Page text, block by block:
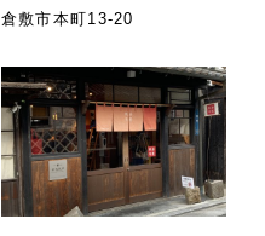
倉敷市本町13-20